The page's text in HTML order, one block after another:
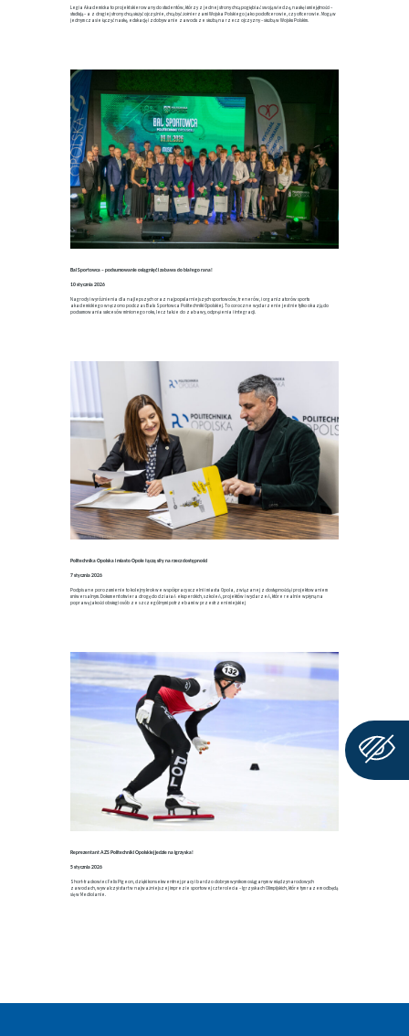
Legia Akademicka to projekt skierowany do studentów, którzy z jednej strony chcą pogłębiać swoją wiedzę, naukę i umiejętności –
studiują – a z drugiej strony chcą służyć ojczyźnie, chcą być żołnierzami Wojska Polskiego jako podoficerowie, czy oficerowie. Mogą w
jednym czasie łączyć naukę, edukację i zdobywanie zawodu ze służbą na rzecz ojczyzny – służbą w Wojsku Polskim.
Bal Sportowca – podsumowanie osiągnięć i zabawa do białego rana!
10 stycznia 2026
Nagrody i wyróżnienia dla najlepszych oraz najpopularniejszych sportowców, trenerów, i organizatorów sportu
akademickiego wręczono podczas Balu Sportowca Politechniki Opolskiej. To coroczne wydarzenie jest nie tylko okazją do
podsumowania sukcesów minionego roku, lecz także do zabawy, odprężenia i integracji.
Politechnika Opolska i miasto Opole łączą siły na rzecz dostępności
7 stycznia 2026
Podpisane porozumienie to kolejny krok we współpracy uczelni i miasta Opola, związanej z dostępnością i projektowaniem
uniwersalnym. Dokument otwiera drogę do działań eksperckich, szkoleń, projektów i wydarzeń, które realnie wpłyną na
poprawę jakości obsługi osób ze szczególnymi potrzebami w przestrzeni miejskiej
Reprezentant AZS Politechniki Opolskiej jedzie na igrzyska!
5 stycznia 2026
Short-trackowiec Felix Pigeon, dzięki konsekwentnej pracy i bardzo dobrym wynikom osiąganym w międzynarodowych
zawodach, wywalczył start w najważniejszej imprezie sportowej czterolecia – Igrzyskach Olimpijskich, które tym razem odbędą
się w Mediolanie.